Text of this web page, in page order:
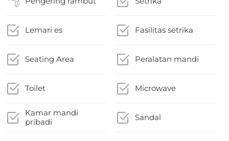
Lemari es Fasilitas setrika
Seating Area Peralatan mandi
Toilet Microwave
Kamar mandi
pribadi
Sandal